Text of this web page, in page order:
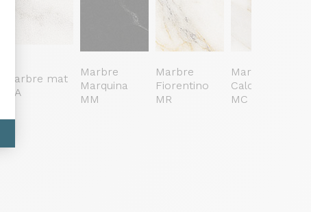
Marbre mat
MA
Marbre
Marquina
MM
Marbre
Fiorentino
MR
Marbre
Calcatta
MC